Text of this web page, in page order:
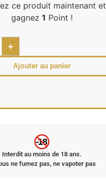
ce produit maintenant et
gagnez 1 Point !
+
Ajouter au panier
-18
Interdit au moins de 18 ans.
ne fumez pas, ne vapoter pas